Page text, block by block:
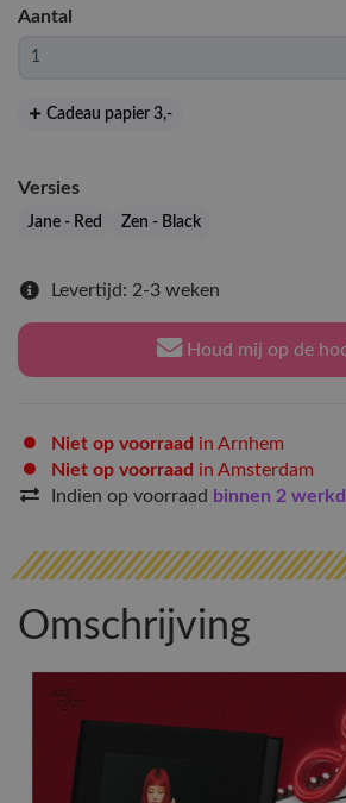
Aantal
Cadeau papier 3,-
Versies
Jane - Red Zen - Black
Levertijd: 2-3 weken
Houd mij op de
Niet op voorraad in Arnhem
Niet op voorraad in Amsterdam
Indien op voorraad binnen 2
Omschrijving